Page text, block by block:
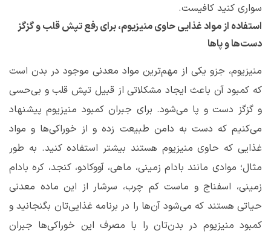
سواری کنید کافیست.
استفاده از مواد غذایی حاوی منیزیوم، برای رفع تپش قلب و گزگز
دست‌ها و پاها
منیزیوم، جزو یکی از مهم‌ترین مواد معدنی موجود در بدن است
که کمبود آن باعث ایجاد مشکلاتی از قبیل تپش قلب و بی‌حسی
و گزگز دست و پا می‌شود. برای جبران کمبود منیزیوم پیشنهاد
می‌کنیم که دست به دامن طبیعت زده و از خوراکی‌ها و مواد
غذایی که حاوی منیزیوم هستند بیشتر استفاده کنید. به طور
مثال؛ موادی مانند بادام زمینی، ماهی، آووکادو، کنجد، کره بادام
زمینی، اسفناج و ماست کم چرب، سرشار از این ماده معدنی
حیاتی هستند که می‌شود آن‌ها را در برنامه غذایی‌تان بگنجانید و
کمبود منیزیوم در بدن‌تان را با مصرف این خوراکی‌ها جبران